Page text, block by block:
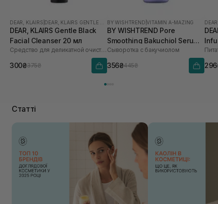
DEAR, KLAIRS
DEAR, KLAIRS Gentle Black
Facial Cleanser 20 мл
Средство для деликатной очистки лица
300₴375₴
BY WISHTREND |VITAMIN A-MAZING
BY WISHTREND Pore
Smoothing Bakuchiol Serum
10 мл
Сыворотка с бакучиолом
356₴445₴
Статті